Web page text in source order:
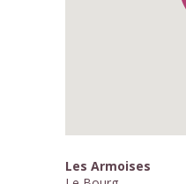
Les Armoises